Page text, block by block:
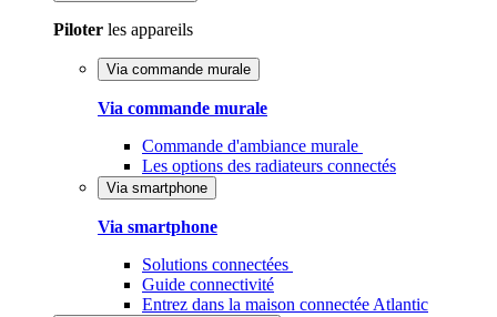
Piloter les appareils
Via commande murale
Via commande murale
Commande d'ambiance murale
Les options des radiateurs connectés
Via smartphone
Via smartphone
Solutions connectées
Guide connectivité
Entrez dans la maison connectée Atlantic